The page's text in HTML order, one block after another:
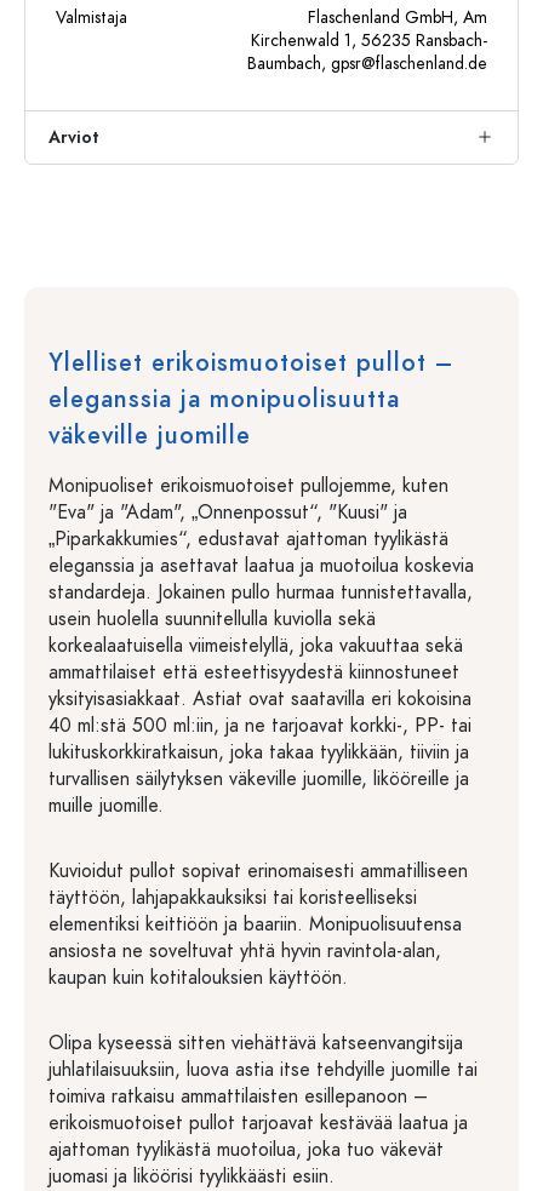
Valmistaja
Flaschenland GmbH, Am
Kirchenwald 1, 56235 Ransbach-
Baumbach, gpsr@flaschenland.de
Arviot
Ylelliset erikoismuotoiset pullot –
eleganssia ja monipuolisuutta
väkeville juomille
Monipuoliset erikoismuotoiset pullojemme, kuten
"Eva" ja "Adam", „Onnenpossut“, "Kuusi" ja
„Piparkakkumies“, edustavat ajattoman tyylikästä
eleganssia ja asettavat laatua ja muotoilua koskevia
standardeja. Jokainen pullo hurmaa tunnistettavalla,
usein huolella suunnitellulla kuviolla sekä
korkealaatuisella viimeistelyllä, joka vakuuttaa sekä
ammattilaiset että esteettisyydestä kiinnostuneet
yksityisasiakkaat. Astiat ovat saatavilla eri kokoisina
40 ml:stä 500 ml:iin, ja ne tarjoavat korkki-, PP- tai
lukituskorkkiratkaisun, joka takaa tyylikkään, tiiviin ja
turvallisen säilytyksen väkeville juomille, likööreille ja
muille juomille.
Kuvioidut pullot sopivat erinomaisesti ammatilliseen
täyttöön, lahjapakkauksiksi tai koristeelliseksi
elementiksi keittiöön ja baariin. Monipuolisuutensa
ansiosta ne soveltuvat yhtä hyvin ravintola-alan,
kaupan kuin kotitalouksien käyttöön.
Olipa kyseessä sitten viehättävä katseenvangitsija
juhlatilaisuuksiin, luova astia itse tehdyille juomille tai
toimiva ratkaisu ammattilaisten esillepanoon –
erikoismuotoiset pullot tarjoavat kestävää laatua ja
ajattoman tyylikästä muotoilua, joka tuo väkevät
juomasi ja liköörisi tyylikkäästi esiin.